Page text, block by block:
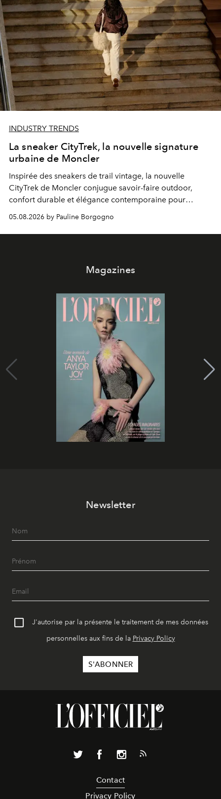
INDUSTRY TRENDS
La sneaker CityTrek, la nouvelle signature
urbaine de Moncler
Inspirée des sneakers de trail vintage, la nouvelle
CityTrek de Moncler conjugue savoir-faire outdoor,
confort durable et élégance contemporaine pour
accompagner les explorations du quotidien.
05.08.2026 by Pauline Borgogno
Magazines
Newsletter
J'autorise par la présente le traitement de mes données
personnelles aux fins de la Privacy Policy
Contact
Privacy Policy